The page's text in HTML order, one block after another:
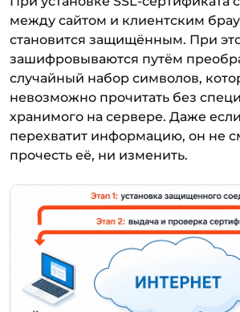
между сайтом и клиентским
становится защищённым. При
зашифровываются путём
случайный набор символов,
невозможно прочитать без
хранимого на сервере. Даже
перехватит информацию, он не
прочесть её, ни изменить.